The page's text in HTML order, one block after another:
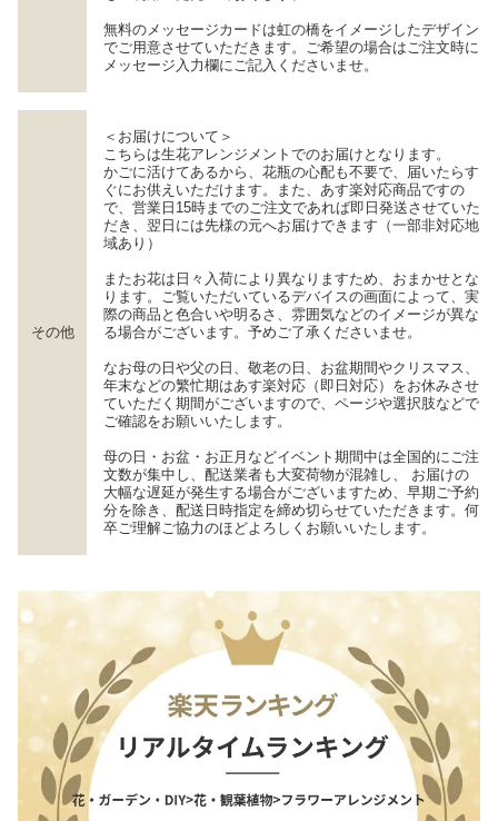
無料のメッセージカードは虹の橋をイメージしたデザイン
でご用意させていただきます。ご希望の場合はご注文時に
メッセージ入力欄にご記入くださいませ。
その他
＜お届けについて＞
こちらは生花アレンジメントでのお届けとなります。
かごに活けてあるから、花瓶の心配も不要で、届いたらす
ぐにお供えいただけます。また、あす楽対応商品ですの
で、営業日15時までのご注文であれば即日発送させていた
だき、翌日には先様の元へお届けできます（一部非対応地
域あり）
またお花は日々入荷により異なりますため、おまかせとな
ります。ご覧いただいているデバイスの画面によって、実
際の商品と色合いや明るさ、雰囲気などのイメージが異な
る場合がございます。予めご了承くださいませ。
なお母の日や父の日、敬老の日、お盆期間やクリスマス、
年末などの繁忙期はあす楽対応（即日対応）をお休みさせ
ていただく期間がございますので、ページや選択肢などで
ご確認をお願いいたします。
母の日・お盆・お正月などイベント期間中は全国的にご注
文数が集中し、配送業者も大変荷物が混雑し、 お届けの
大幅な遅延が発生する場合がございますため、早期ご予約
分を除き、配送日時指定を締め切らせていただきます。何
卒ご理解ご協力のほどよろしくお願いいたします。